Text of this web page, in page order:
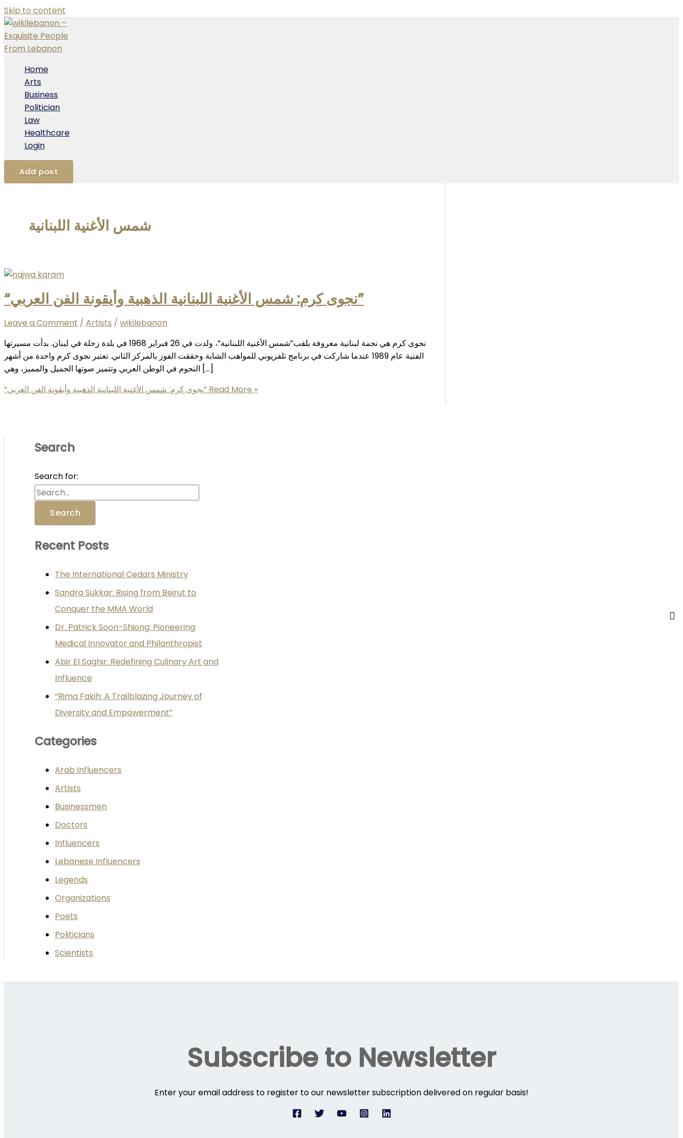
Skip to content
Home
Arts
Business
Politician
Law
Healthcare
Login
Add post
شمس الأغنية اللبنانية
“نجوى كرم: شمس الأغنية اللبنانية الذهبية وأيقونة الفن العربي”
Leave a Comment / Artists / wikilebanon
نجوى كرم هي نجمة لبنانية معروفة بلقب”شمس الأغنية اللبنانية”، ولدت في 26 فبراير 1968 في بلدة زحلة في لبنان. بدأت مسيرتها
الفنية عام 1989 عندما شاركت في برنامج تلفزيوني للمواهب الشابة وحققت الفوز بالمركز الثاني. تعتبر نجوى كرم واحدة من أشهر
النجوم في الوطن العربي وتتميز صوتها الجميل والمميز، وهي […]
“نجوى كرم: شمس الأغنية اللبنانية الذهبية وأيقونة الفن العربي” Read More »
Search
Search for:
Recent Posts
The International Cedars Ministry
Sandra Sukkar: Rising from Beirut to
Conquer the MMA World
Dr. Patrick Soon-Shiong: Pioneering
Medical Innovator and Philanthropist
Abir El Saghir: Redefining Culinary Art and
Influence
“Rima Fakih: A Trailblazing Journey of
Diversity and Empowerment”
Categories
Arab Influencers
Artists
Businessmen
Doctors
Influencers
Lebanese Influencers
Legends
Organizations
Poets
Politicians
Scientists
Subscribe to Newsletter
Enter your email address to register to our newsletter subscription delivered on regular basis!